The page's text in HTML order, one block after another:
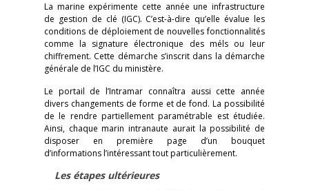
La marine expérimente cette année une infrastructure
de gestion de clé (IGC). C’est-à-dire qu’elle évalue les
conditions de déploiement de nouvelles fonctionnalités
comme la signature électronique des méls ou leur
chiffrement. Cette démarche s’inscrit dans la démarche
générale de l’IGC du ministère.
Le portail de l’Intramar connaîtra aussi cette année
divers changements de forme et de fond. La possibilité
de le rendre partiellement paramétrable est étudiée.
Ainsi, chaque marin intranaute aurait la possibilité de
disposer en première page d’un bouquet
d’informations l’intéressant tout particulièrement.
Les étapes ultérieures